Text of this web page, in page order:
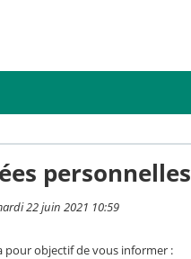
personnelles
22 juin 2021 10:59
pour objectif de vous informer :